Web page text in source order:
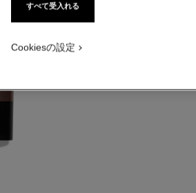
ビュー
ブの画像 1
クスチャー画像
すべて受入れる
Cookiesの設定